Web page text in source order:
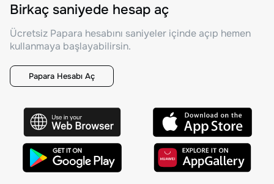
Birkaç saniyede hesap aç
Ücretsiz Papara hesabını saniyeler içinde açıp hemen
kullanmaya başlayabilirsin.
Papara Hesabı Aç